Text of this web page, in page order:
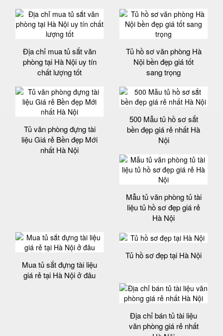
Địa chỉ mua tủ sắt văn
phòng tại Hà Nội uy tín
chất lượng tốt
Tủ hồ sơ văn phòng Hà
Nội bền đẹp giá tốt
sang trọng
Tủ văn phòng đựng tài
liệu Giá rẻ Bền đẹp Mới
nhất Hà Nội
500 Mẫu tủ hồ sơ sắt
bền đẹp giá rẻ nhất Hà
Nội
Mẫu tủ văn phòng tủ tài
liệu tủ hồ sơ đẹp giá rẻ
Hà Nội
Mua tủ sắt đựng tài liệu
giá rẻ tại Hà Nội ở đâu
Tủ hồ sơ đẹp tại Hà Nội
Địa chỉ bán tủ tài liệu
văn phòng giá rẻ nhất